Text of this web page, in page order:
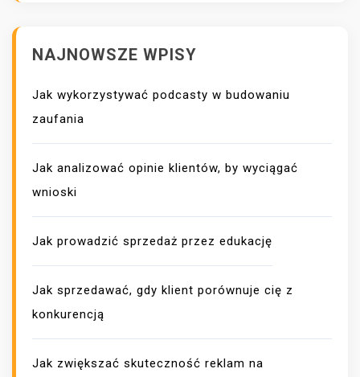
U
NAJNOWSZE WPISY
Jak wykorzystywać podcasty w budowaniu
zaufania
Jak analizować opinie klientów, by wyciągać
wnioski
Jak prowadzić sprzedaż przez edukację
Jak sprzedawać, gdy klient porównuje cię z
konkurencją
Jak zwiększać skuteczność reklam na